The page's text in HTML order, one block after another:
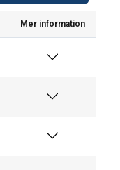
Mer information